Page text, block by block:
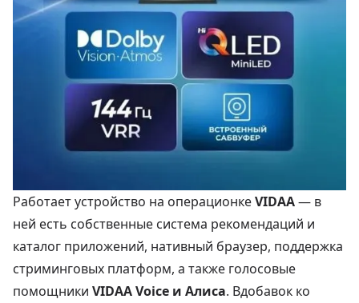
Работает устройство на операционкеVIDAA— в
ней есть собственные система рекомендаций и
каталог приложений, нативный браузер, поддержка
стриминговых платформ, а также голосовые
помощники VIDAA Voice и Алиса. Вдобавок ко